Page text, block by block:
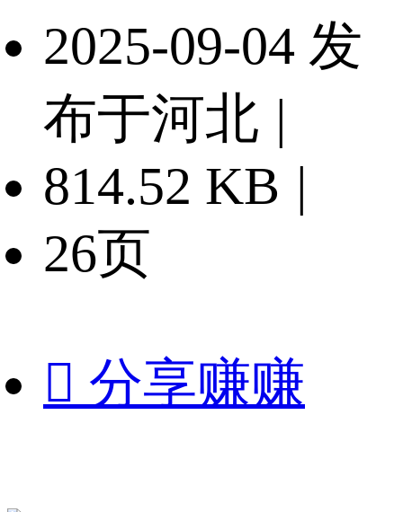
2025-09-04 发
布于河北 |
814.52 KB |
26页
 分享赚赚